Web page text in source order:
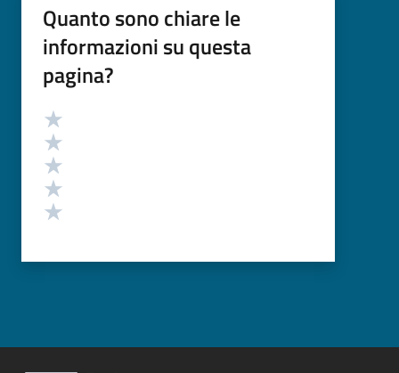
Quanto sono chiare le
informazioni su questa
pagina?
Valutazione